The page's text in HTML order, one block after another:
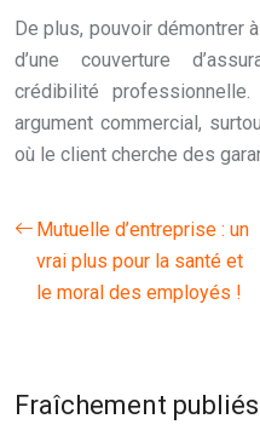
De plus, pouvoir démontrer
d’une couverture
crédibilité
argument commercial,
où le client cherche des
Mutuelle d’entreprise : un
vrai plus pour la santé et
le moral des employés !
Fraîchement publiés